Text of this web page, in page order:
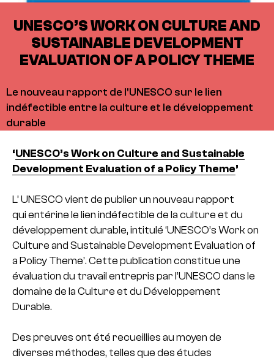
UNESCO’S WORK ON CULTURE AND
SUSTAINABLE DEVELOPMENT
EVALUATION OF A POLICY THEME
Le nouveau rapport de l'UNESCO sur le lien
indéfectible entre la culture et le développement
durable
‘UNESCO’s Work on Culture and Sustainable
Development Evaluation of a Policy Theme’
L’ UNESCO vient de publier un nouveau rapport
qui entérine le lien indéfectible de la culture et du
développement durable, intitulé ‘UNESCO’s Work on
Culture and Sustainable Development Evaluation of
a Policy Theme’. Cette publication constitue une
évaluation du travail entrepris par l’UNESCO dans le
domaine de la Culture et du Développement
Durable.
Des preuves ont été recueillies au moyen de
diverses méthodes, telles que des études